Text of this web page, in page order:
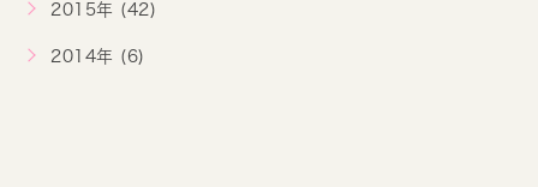
2015年 (42)
2014年 (6)